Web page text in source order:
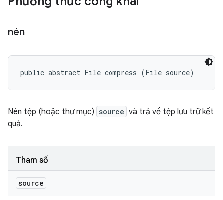
nén
public abstract File compress (File source)
Nén tệp (hoặc thư mục) source và trả về tệp lưu trữ kết
quả.
Tham số
source